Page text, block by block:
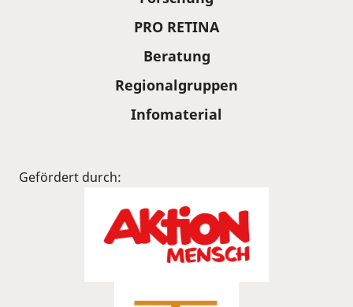
PRO RETINA
Beratung
Regionalgruppen
Infomaterial
Gefördert durch: